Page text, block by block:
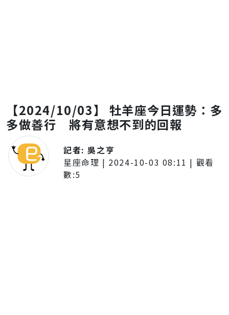
【2024/10/03】 牡羊座今日運勢：多
多做善行 將有意想不到的回報
記者:吳之亨
星座命理 | 2024-10-03 08:11 | 觀看
數:5